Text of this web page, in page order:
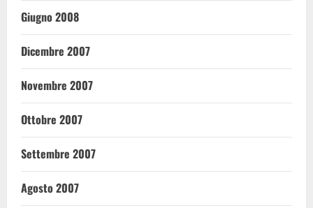
Giugno 2008
Dicembre 2007
Novembre 2007
Ottobre 2007
Settembre 2007
Agosto 2007